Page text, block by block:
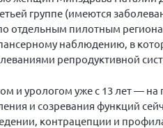
группе (имеются
пилотным
наблюдению, в
репродуктивной
и урологом уже с 13 лет — на
и созревания функций
контрацепции и